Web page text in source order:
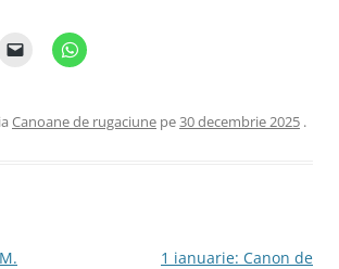
Canoane de rugaciune pe30 decembrie 2025 .
1 ianuarie: Canon de